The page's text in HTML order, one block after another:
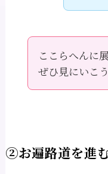
ここらへんに
ぜひ見にいこう
②お遍路道を進